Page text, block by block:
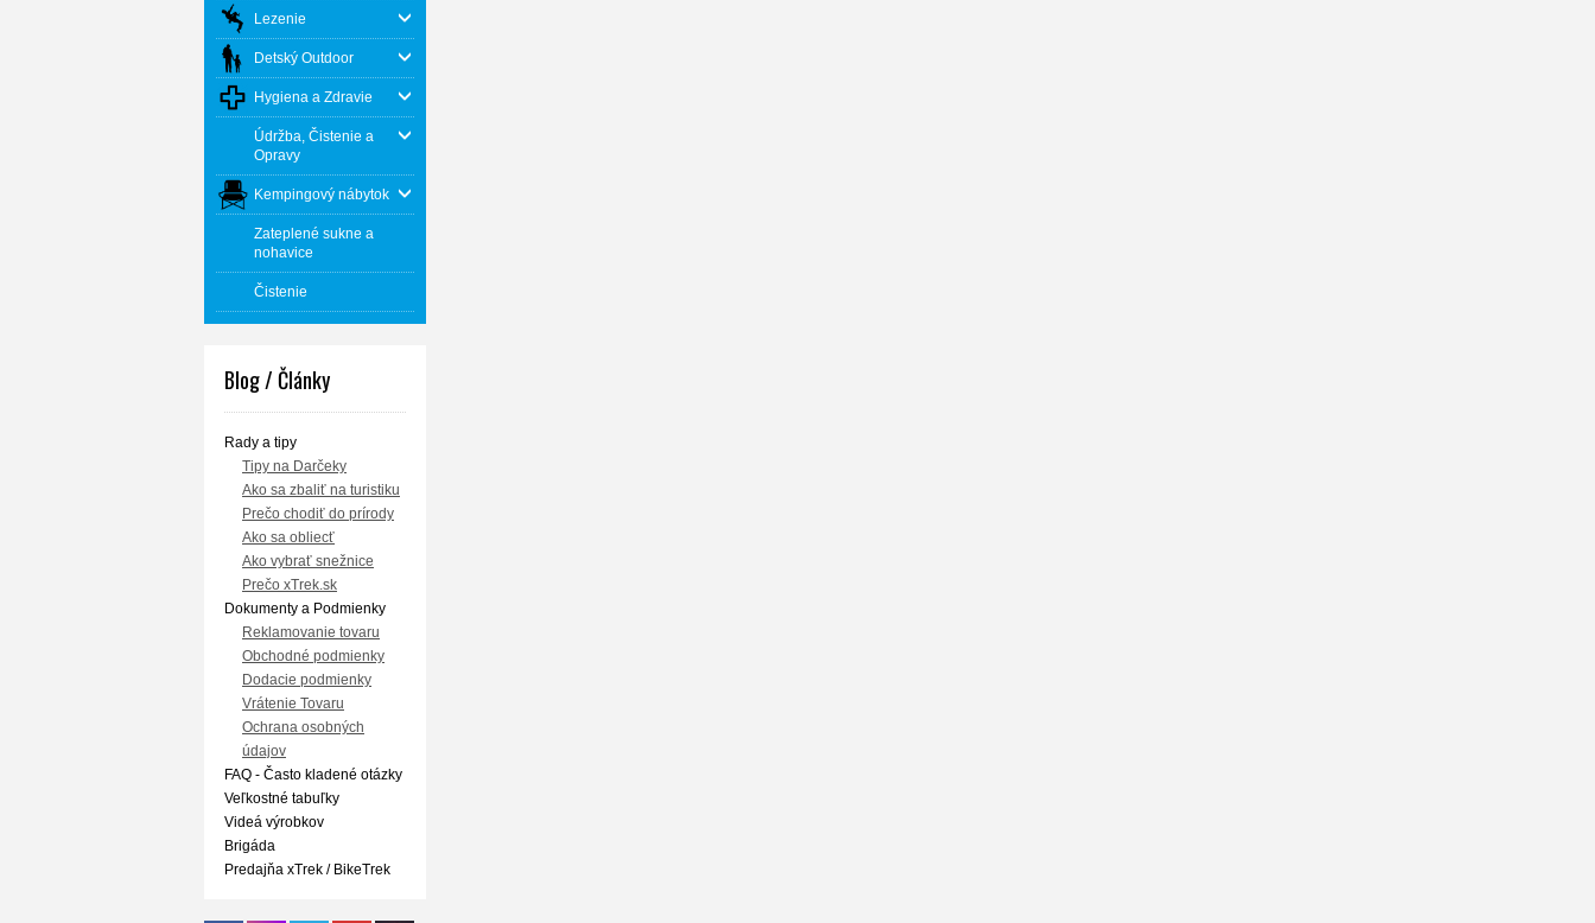
Lezenie
Detský Outdoor
Hygiena a Zdravie
Údržba, Čistenie a
Opravy
Kempingový nábytok
Zateplené sukne a
nohavice
Čistenie
Blog / Články
Rady a tipy
Tipy na Darčeky
Ako sa zbaliť na turistiku
Prečo chodiť do prírody
Ako sa obliecť
Ako vybrať snežnice
Prečo xTrek.sk
Dokumenty a Podmienky
Reklamovanie tovaru
Obchodné podmienky
Dodacie podmienky
Vrátenie Tovaru
Ochrana osobných
údajov
FAQ - Často kladené otázky
Veľkostné tabuľky
Videá výrobkov
Brigáda
Predajňa xTrek / BikeTrek